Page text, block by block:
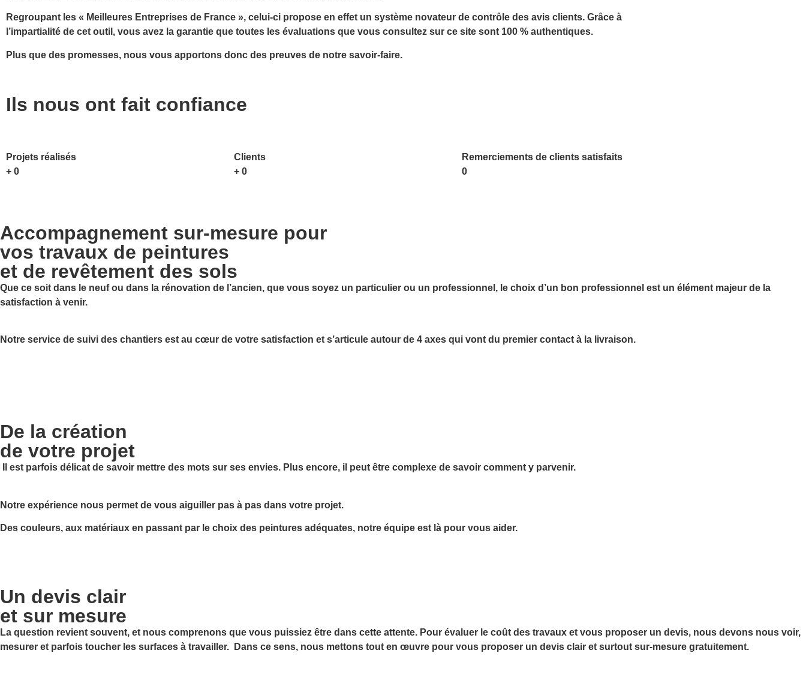
Regroupant les « Meilleures Entreprises de France », celui-ci propose en effet un système novateur de contrôle des avis clients. Grâce à
l’impartialité de cet outil, vous avez la garantie que toutes les évaluations que vous consultez sur ce site sont 100 % authentiques.
Plus que des promesses, nous vous apportons donc des preuves de notre savoir-faire.
Ils nous ont fait confiance
Projets réalisés
+ 0
Clients
+ 0
Remerciements de clients satisfaits
0
Accompagnement sur-mesure pour
vos travaux de peintures
et de revêtement des sols
Que ce soit dans le neuf ou dans la rénovation de l’ancien, que vous soyez un particulier ou un professionnel, le choix d’un bon professionnel est un élément majeur de la
satisfaction à venir.
Notre service de suivi des chantiers est au cœur de votre satisfaction et s’articule autour de 4 axes qui vont du premier contact à la livraison.
De la création
de votre projet
Il est parfois délicat de savoir mettre des mots sur ses envies. Plus encore, il peut être complexe de savoir comment y parvenir.
Notre expérience nous permet de vous aiguiller pas à pas dans votre projet.
Des couleurs, aux matériaux en passant par le choix des peintures adéquates, notre équipe est là pour vous aider.
Un devis clair
et sur mesure
La question revient souvent, et nous comprenons que vous puissiez être dans cette attente. Pour évaluer le coût des travaux et vous proposer un devis, nous devons nous voir,
mesurer et parfois toucher les surfaces à travailler. Dans ce sens, nous mettons tout en œuvre pour vous proposer un devis clair et surtout sur-mesure gratuitement.